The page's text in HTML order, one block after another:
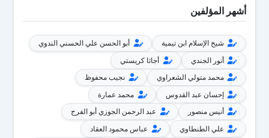
أشهر المؤلفين
شيخ الإسلام ابن تيمية
أبو الحسن علي الحسني الندوي
أنور الجندي
أجاثا كريستي
محمد متولي الشعراوي
نجيب محفوظ
إحسان عبد القدوس
محمد عمارة
أنيس منصور
عبد الرحمن الجوزي أبو الفرج
علي الطنطاوي
عباس محمود العقاد